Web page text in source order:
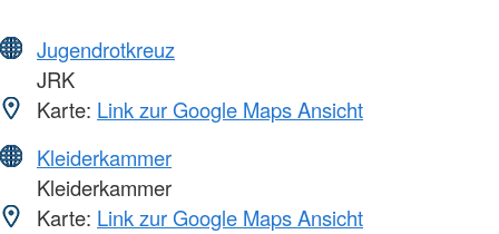
Jugendrotkreuz
JRK
Karte: Link zur Google Maps Ansicht
Kleiderkammer
Kleiderkammer
Karte: Link zur Google Maps Ansicht